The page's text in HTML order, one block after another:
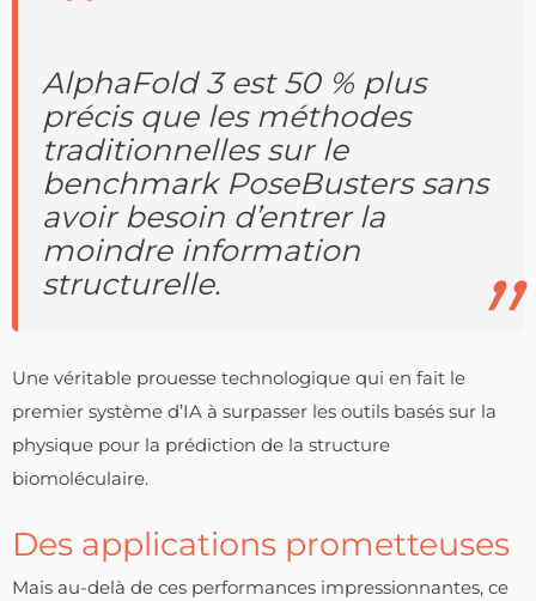
AlphaFold 3 est 50 % plus
précis que les méthodes
traditionnelles sur le
benchmark PoseBusters sans
avoir besoin d’entrer la
moindre information
structurelle.
Une véritable prouesse technologique qui en fait le
premier système d’IA à surpasser les outils basés sur la
physique pour la prédiction de la structure
biomoléculaire.
Des applications prometteuses
Mais au-delà de ces performances impressionnantes, ce